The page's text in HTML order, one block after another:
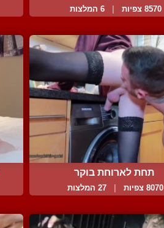
8570 צפיות 6 המלצות
תחת לארוחת בוקר
8070 צפיות 27 המלצות